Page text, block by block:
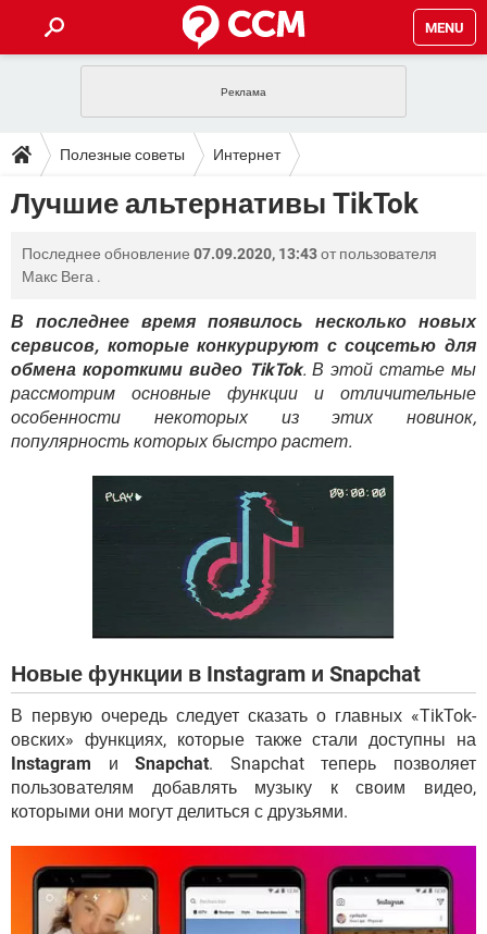
MENU
INSTAGRAM FACEBOOK
ИГРЫ WINDOWS 10
GOOGLE
ПОЛЕЗНЫЕ СОВЕТЫ
TIKTOK TELEGRAM
WHATSAPP INSTAGRAM
FACEBOOK ИГРЫ
ВИДЕО GOOGLE
YANDEX
ЗАГРУЗКИ
WHATSAPP
WINDOWS 10 ВКОНТАКТЕ
YANDEX
ФОРУМ
WHATSAPP INSTAGRAM
FACEBOOK ИГРЫ
WINDOWS 10 ВКОНТАКТЕ
ВИДЕО GOOGLE
TIKTOK TELEGRAM
FACEBOOK ИГРЫ
GOOGLE
Полезные советы Интернет
Лучшие альтернативы TikTok
Последнее обновление 07.09.2020, 13:43от пользователя
Макс Вега .
В последнее время появилось несколько новых
сервисов, которые конкурируют с соцсетью для
обмена короткими видео TikTok. В этой статье мы
рассмотрим основные функции и отличительные
особенности некоторых из этих новинок,
популярность которых быстро растет.
Новые функции в Instagram и Snapchat
В первую очередь следует сказать о главных «TikTok-
овских» функциях, которые также стали доступны на
Instagram иSnapchat. Snapchat теперь позволяет
пользователям добавлять музыку к своим видео,
которыми они могут делиться с друзьями.